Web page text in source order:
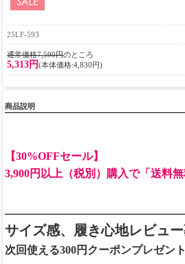
25LF-593
通常価格7,590円のところ
5,313円(本体価格:4,830円)
商品説明
【30%OFFセール】
3,900円以上（税別）購入で「送料無
サイズ感、履き心地レビュー
次回使える300円クーポンプレゼン